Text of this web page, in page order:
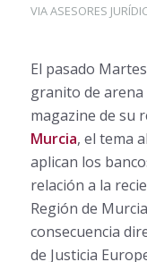
VIA ASESORES
El pasado
granito de arena
magazine de su
Murcia, el tema
aplican los
relación a la
Región de
consecuencia
de Justicia